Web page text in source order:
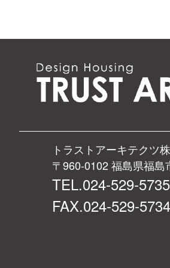
トラストアーキテクツ
〒960-0102 福島県福島
TEL.024-529-5735
FAX.024-529-5734